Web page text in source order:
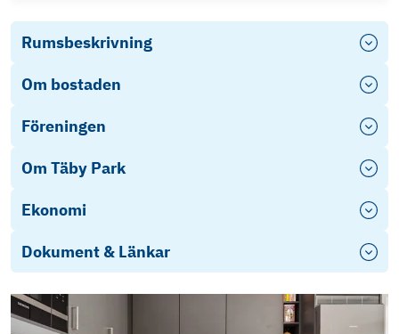
Rumsbeskrivning
Om bostaden
Föreningen
Om Täby Park
Ekonomi
Dokument & Länkar
Objektsbeskrivning